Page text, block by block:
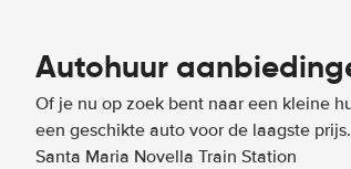
Autohuur
Of je nu op zoek bent naar een kleine
een geschikte auto voor de laagste
Santa Maria Novella Train Station